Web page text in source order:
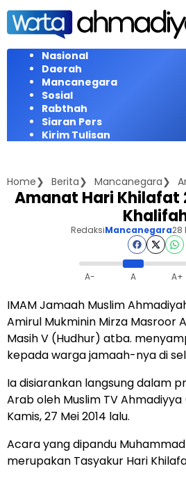
Langsung
konten
Nasional
Daerah
Mancanegara
Sosial
Rabthah
Siaran Pers
Kirim Tulisan
Home Berita Mancanegara
Amanat Hari Khilafat
RedaksiMancanegara28
A- A A+
IMAM Jamaah Muslim
Amirul Mukminin Mirza Masroor
Masih V (Hudhur) atba.
kepada warga jamaah-nya di
Ia disiarankan langsung dalam
Arab oleh Muslim TV
Kamis, 27 Mei 2014 lalu.
Acara yang dipandu
merupakan Tasyakur Hari